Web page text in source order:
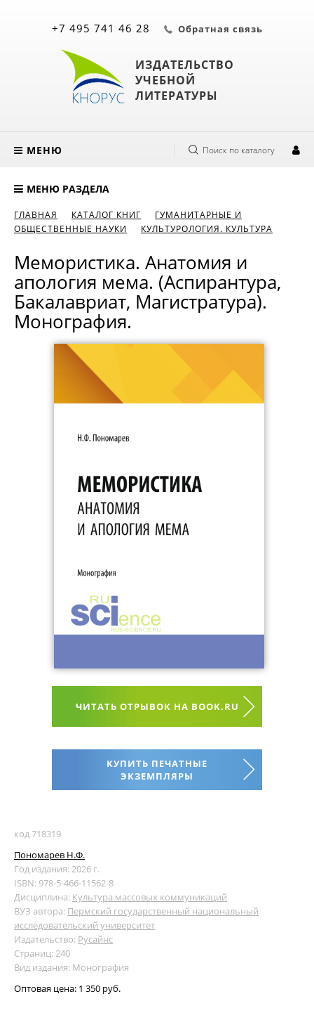
ИЗДАТЕЛЬСТВО
УЧЕБНОЙ
ЛИТЕРАТУРЫ
+7 495 741 46 28 Обратная связь
МЕНЮ Поиск по каталогу
МЕНЮ РАЗДЕЛА
ГЛАВНАЯ КАТАЛОГ КНИГ
ГУМАНИТАРНЫЕ И
ОБЩЕСТВЕННЫЕ НАУКИ
КУЛЬТУРОЛОГИЯ. КУЛЬТУРА
Мемористика. Анатомия и
апология мема. (Аспирантура,
Бакалавриат, Магистратура).
Монография.
ЧИТАТЬ ОТРЫВОК НА BOOK.RU
КУПИТЬ ПЕЧАТНЫЕ
ЭКЗЕМПЛЯРЫ
код 718319
Пономарев Н.Ф.
Год издания: 2026 г.
ISBN: 978-5-466-11562-8
Дисциплина: Культура массовых коммуникаций
ВУЗ автора: Пермский государственный национальный
исследовательский университет
Издательство: Русайнс
Страниц: 240
Вид издания: Монография
Оптовая цена: 1 350 руб.